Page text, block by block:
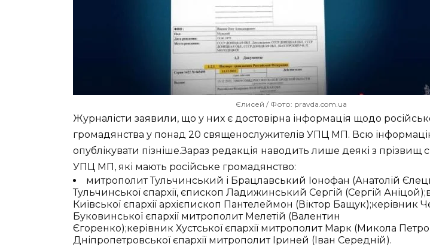
Єлисей / Фото: pravda.com.ua
Журналісти заявили, що у них є достовірна інформація щодо
громадянства у понад 20 священослужителів УПЦ МП. Всю
опублікувати пізніше.Зараз редакція наводить лише деякі з прізвищ
УПЦ МП, які мають російське громадянство:
митрополит Тульчинський і Брацлавський Іонофан (Анатолій
Тульчинської єпархії, єпископ Ладижинський Сергій (Сергій
Київської єпархії архієпископ Пантелеймон (Віктор Бащук);керівник
Буковинської єпархії митрополит Мелетій (Валентин
Єгоренко);керівник Хустської єпархії митрополит Марк (Микола
Дніпропетровської єпархії митрополит Іриней (Іван Середній).